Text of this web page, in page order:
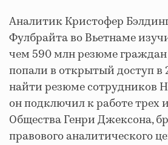
Аналитик Кристофер
Фулбрайта во Вьетнаме
чем 590 млн резюме
попали в открытый доступ в
найти резюме сотрудников
он подключил к работе трех
Общества Генри Джексона,
правового аналитического